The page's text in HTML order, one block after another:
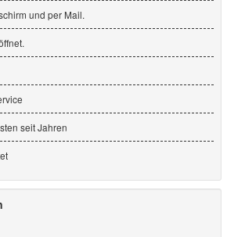
und per Mail.
seit Jahren